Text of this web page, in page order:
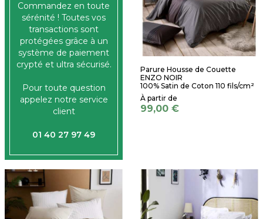
Commandez en toute
sérénité ! Toutes vos
transactions sont
protégées grâce à un
système de paiement
crypté et ultra sécurisé.
Pour toute question
appelez notre service
client
01 40 27 97 49
Parure Housse de Couette
ENZO NOIR
100% Satin de Coton 110 fils/cm²
99,00 €